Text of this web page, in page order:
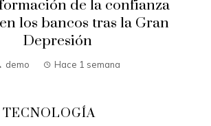
de la confianza
los bancos tras la Gran
Depresión
demo Hace 1 semana
TECNOLOGÍA